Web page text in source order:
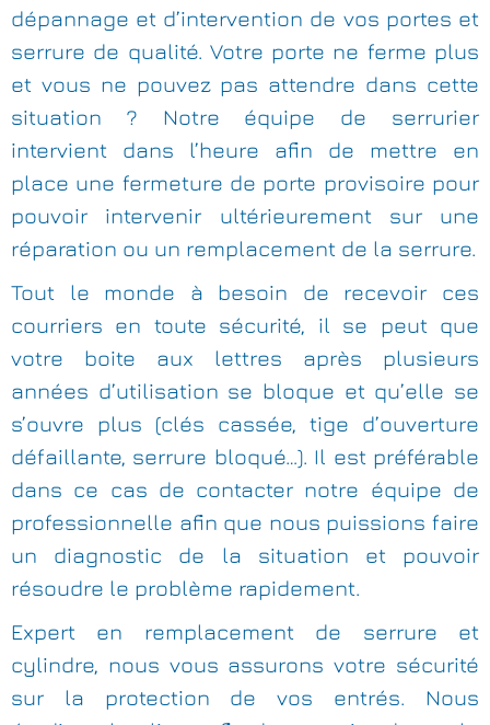
dépannage et d’intervention de vos portes et
serrure de qualité. Votre porte ne ferme plus
et vous ne pouvez pas attendre dans cette
situation ? Notre équipe de serrurier
intervient dans l’heure afin de mettre en
place une fermeture de porte provisoire pour
pouvoir intervenir ultérieurement sur une
réparation ou un remplacement de la serrure.
Tout le monde à besoin de recevoir ces
courriers en toute sécurité, il se peut que
votre boite aux lettres après plusieurs
années d’utilisation se bloque et qu’elle se
s’ouvre plus (clés cassée, tige d’ouverture
défaillante, serrure bloqué…). Il est préférable
dans ce cas de contacter notre équipe de
professionnelle afin que nous puissions faire
un diagnostic de la situation et pouvoir
résoudre le problème rapidement.
Expert en remplacement de serrure et
cylindre, nous vous assurons votre sécurité
sur la protection de vos entrés. Nous